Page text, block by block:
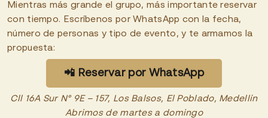
Mientras más grande el grupo, más importante reservar
con tiempo. Escríbenos por WhatsApp con la fecha,
número de personas y tipo de evento, y te armamos la
propuesta:
📲 Reservar por WhatsApp
Cll 16A Sur N° 9E – 157, Los Balsos, El Poblado, Medellín
Abrimos de martes a domingo